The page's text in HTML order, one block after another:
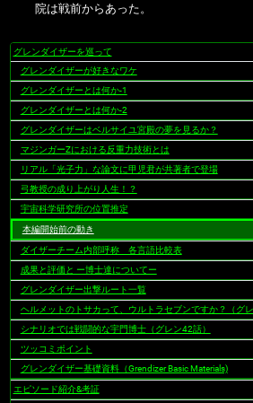
院は戦前からあった。
ナ
シ
ョ
ン
グレンダイザーを巡って
グレンダイザーが好きなワケ
グレンダイザーとは何か-1
グレンダイザーとは何か-2
グレンダイザーはベルサイユ宮殿の夢を見るか？
マジンガーZにおける反重力技術とは
リアル「光子力」な論文に甲児君が共著者で登場
弓教授の成り上がり人生！？
宇宙科学研究所の位置推定
本編開始前の動き
ダイザーチーム内部呼称 各言語比較表
成果と評価と ー博士達についてー
グレンダイザー出撃ルート一覧
ヘルメットのトサカって、ウルトラセブンですか？（グレ
シナリオでは戦闘的な宇門博士（グレン42話）
ツッコミポイント
グレンダイザー基礎資料（Grendizer Basic Materials)
エピソード紹介&考証